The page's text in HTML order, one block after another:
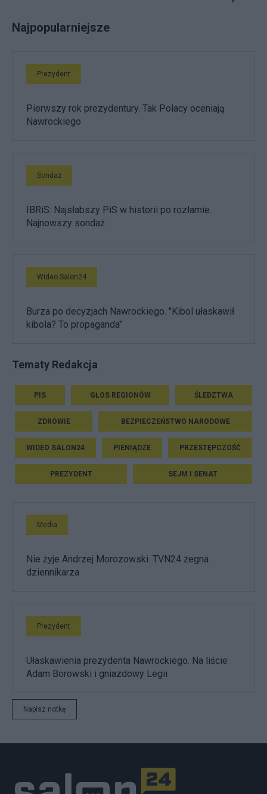
Najpopularniejsze
Prezydent
Pierwszy rok prezydentury. Tak Polacy oceniają
Nawrockiego
Sondaż
IBRiS: Najsłabszy PiS w historii po rozłamie.
Najnowszy sondaż
Wideo Salon24
Burza po decyzjach Nawrockiego. "Kibol ułaskawił
kibola? To propaganda"
Tematy Redakcja
PIS GŁOS REGIONÓW ŚLEDZTWA
ZDROWIE BEZPIECZEŃSTWO NARODOWE
WIDEO SALON24 PIENIĄDZE PRZESTĘPCZOŚĆ
PREZYDENT SEJM I SENAT
Media
Nie żyje Andrzej Morozowski. TVN24 żegna
dziennikarza
Prezydent
Ułaskawienia prezydenta Nawrockiego. Na liście
Adam Borowski i gniazdowy Legii
Napisz notkę